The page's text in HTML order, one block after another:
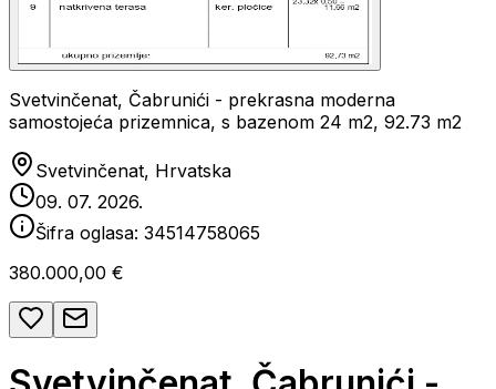
Svetvinčenat, Čabrunići - prekrasna moderna
samostojeća prizemnica, s bazenom 24 m2, 92.73 m2
Svetvinčenat, Hrvatska
09. 07. 2026.
Šifra oglasa: 34514758065
380.000,00 €